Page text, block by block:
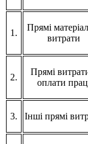
1.
Прямі
витрати
2.
Прямі
оплати
3. Інші прямі